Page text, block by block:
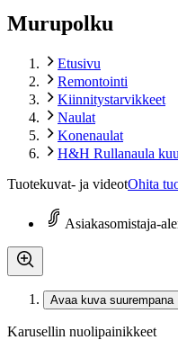
Murupolku
Etusivu
Remontointi
Kiinnitystarvikkeet
Naulat
Konenaulat
H&H Rullanaula
Tuotekuvat- ja videotOhita
Asiakasomistaja-
Avaa kuva suurempana
Karusellin nuolipainikkeet